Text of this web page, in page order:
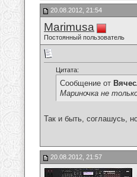
20.08.2012, 21:54
Marimusa
Постоянный пользователь
Цитата:
Сообщение от
Мариночка не
Так и быть, соглашусь,
20.08.2012, 21:57